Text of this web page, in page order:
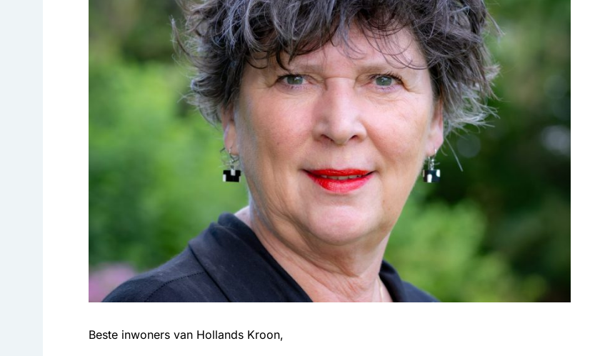
Beste inwoners van Hollands Kroon,